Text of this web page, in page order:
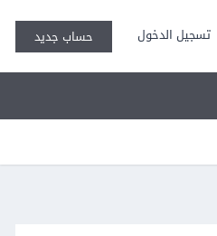
تسجيل الدخول حساب جديد